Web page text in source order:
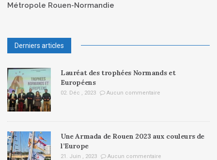
Métropole Rouen-Normandie
Derniers articles
Lauréat des trophées Normands et
Européens
02. Déc , 2023 Aucun commentaire
Une Armada de Rouen 2023 aux couleurs de
l’Europe
21. Juin , 2023 Aucun commentaire